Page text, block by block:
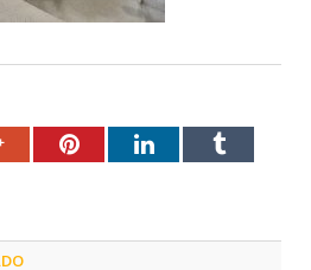
Google+PinterestLinkedInTumblr